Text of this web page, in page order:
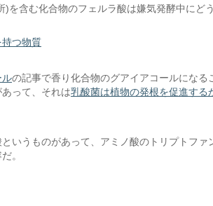
を含む化合物のフェルラ酸は嫌気発酵中にど
つ物質
ルの記事で香り化合物のグアイアコールになる
って、それは乳酸菌は植物の発根を促進する
いうものがあって、アミノ酸のトリプトファ
。